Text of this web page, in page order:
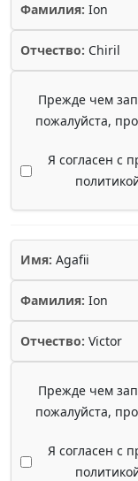
Фамилия: Ion
Отчество: Chiril
Прежде чем
пожалуйста,
Я согласен с
Имя: Agafii
Фамилия: Ion
Отчество: Victor
Прежде чем
пожалуйста,
Я согласен с